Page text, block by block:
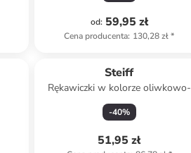
od: 59,95 zł
Cena producenta: 130,28 zł*
Steiff
Rękawiczki w kolorze oliwkowo-
kremowym
-40%
51,95 zł